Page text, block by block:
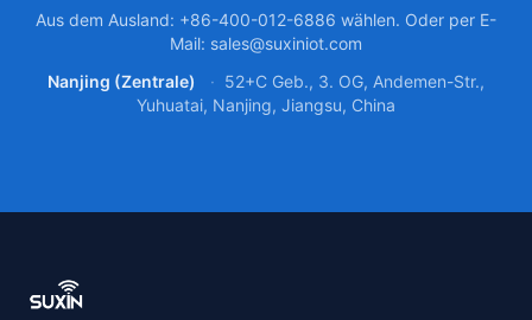
Aus dem Ausland: +86-400-012-6886 wählen. Oder per E-
Mail: sales@suxiniot.com
Nanjing (Zentrale)
· 52+C Geb., 3. OG, Andemen-Str.,
Yuhuatai, Nanjing, Jiangsu, China